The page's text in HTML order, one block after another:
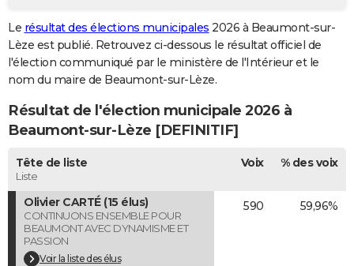
GUIDES D'ACHAT
BONS PLANS
CARTE DE VOEUX
Dictionnaire
Biographies
Citations
Expressions
Proverbes
PROGRAMME TV
COPAINS D'AVANT
S'inscrire
Se connecter
Lycées
Collèges
Primaires
Universités
Entreprises
Service militaire
Avis de recherche
AVIS DE DÉCÈS
Le résultat des élections municipales 2026 à Beaumont-sur-
Lèze est publié. Retrouvez ci-dessous le résultat officiel de
l'élection communiqué par le ministère de l'Intérieur et le
nom du maire de Beaumont-sur-Lèze.
Résultat de l'élection municipale 2026 à
Beaumont-sur-Lèze [DEFINITIF]
Tête de liste
Liste
Voix % des voix
Olivier CARTÉ (15 élus)
CONTINUONS ENSEMBLE POUR
BEAUMONT AVEC DYNAMISME ET
PASSION
Voir la liste des élus
590 59,96%